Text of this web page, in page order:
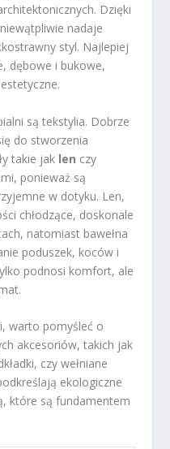
Dzięki
nadaje
styl. Najlepiej
dębowe i bukowe,
są tekstylia. Dobrze
do stworzenia
takie jak len czy
ponieważ są
w dotyku. Len,
chłodzące, doskonale
natomiast bawełna
poduszek, koców i
podnosi komfort, ale
warto pomyśleć o
akcesoriów, takich jak
czy wełniane
ekologiczne
które są fundamentem